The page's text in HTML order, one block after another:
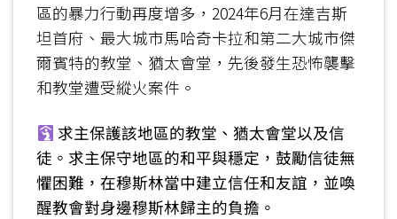
區的暴力行動再度增多，2024年6月在達吉斯
坦首府、最大城市馬哈奇卡拉和第二大城市傑
爾賓特的教堂、猶太會堂，先後發生恐怖襲擊
和教堂遭受縱火案件。
求主保護該地區的教堂、猶太會堂以及信
徒。求主保守地區的和平與穩定，鼓勵信徒無
懼困難，在穆斯林當中建立信任和友誼，並喚
醒教會對身邊穆斯林歸主的負擔。